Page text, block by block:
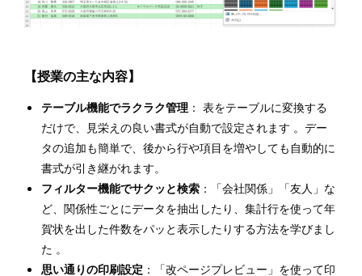
【授業の主な内容】
テーブル機能でラクラク管理 ： 表をテーブルに変換する
だけで、見栄えの良い書式が自動で設定されます 。デー
タの追加も簡単で、後から行や項目を増やしても自動的に
書式が引き継がれます。
フィルター機能でサクッと検索 ：「会社関係」「友人」な
ど、関係性ごとにデータを抽出したり、集計行を使って年
賀状を出した件数をパッと表示したりする方法を学びまし
た 。
思い通りの印刷設定 ：「改ページプレビュー」を使って印